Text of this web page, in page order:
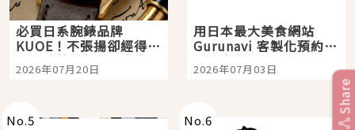
必買日系腕錶品牌
KUOE！不張揚卻經得起
時間洗鍊的經典之作五
選
2026年07月20日
用日本最大美食網站
Gurunavi 客製化預約九
大都市餐廳，打造專屬
美食體驗！
2026年07月03日
No.5 No.6
Share